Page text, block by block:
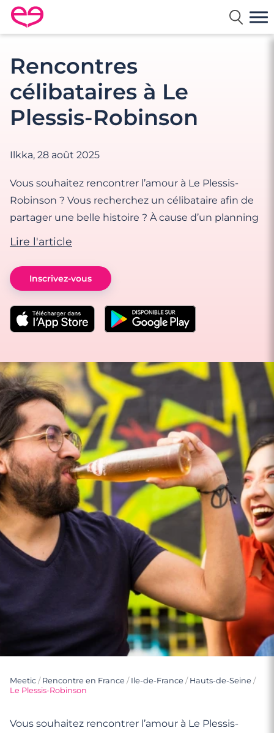
Rencontre en France avec Meetic
Rencontres
célibataires à Le
Plessis-Robinson
Ilkka, 28 août 2025
Vous souhaitez rencontrer l’amour à Le Plessis-
Robinson ? Vous recherchez un célibataire afin de
partager une belle histoire ? À cause d’un planning
Lire l'article
Inscrivez-vous
Meetic / Rencontre en France / Ile-de-France / Hauts-de-Seine /
Le Plessis-Robinson
Vous souhaitez rencontrer l’amour à Le Plessis-